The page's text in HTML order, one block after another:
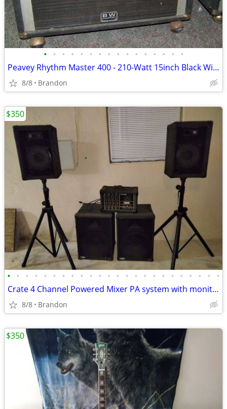
• • • • • • • • • • • • • • • •
Peavey Rhythm Master 400 - 210-Watt 15inch Black Widow combo Amp
8/8 Brandon
• • • • • • • • • • • • • • • • • • • • • • • •
Crate 4 Channel Powered Mixer PA system with monitors & stands
8/8 Brandon
$350
$350